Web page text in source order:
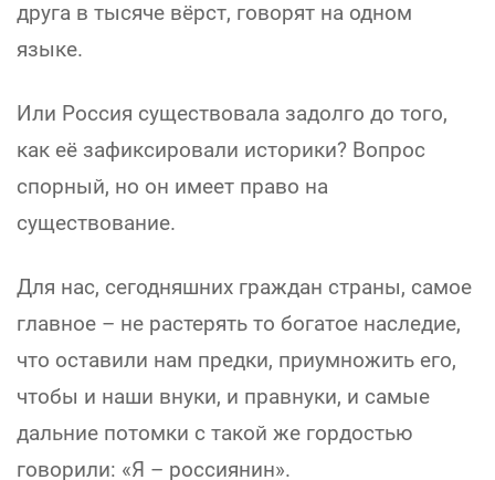
друга в тысяче вёрст, говорят на одном
языке.
Или Россия существовала задолго до того,
как её зафиксировали историки? Вопрос
спорный, но он имеет право на
существование.
Для нас, сегодняшних граждан страны, самое
главное – не растерять то богатое наследие,
что оставили нам предки, приумножить его,
чтобы и наши внуки, и правнуки, и самые
дальние потомки с такой же гордостью
говорили: «Я – россиянин».